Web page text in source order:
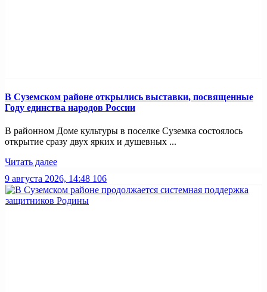
В Суземском районе открылись выставки, посвященные
Году единства народов России
В районном Доме культуры в поселке Суземка состоялось
открытие сразу двух ярких и душевных ...
Читать далее
9 августа 2026, 14:48 106